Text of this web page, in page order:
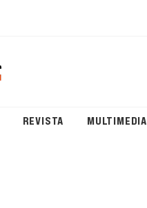
REVISTA MULTIMEDIA